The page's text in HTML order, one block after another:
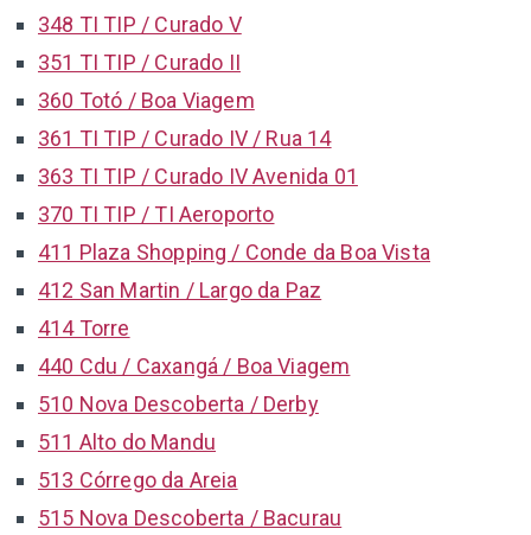
348 TI TIP / Curado V
351 TI TIP / Curado II
360 Totó / Boa Viagem
361 TI TIP / Curado IV / Rua 14
363 TI TIP / Curado IV Avenida 01
370 TI TIP / TI Aeroporto
411 Plaza Shopping / Conde da Boa Vista
412 San Martin / Largo da Paz
414 Torre
440 Cdu / Caxangá / Boa Viagem
510 Nova Descoberta / Derby
511 Alto do Mandu
513 Córrego da Areia
515 Nova Descoberta / Bacurau